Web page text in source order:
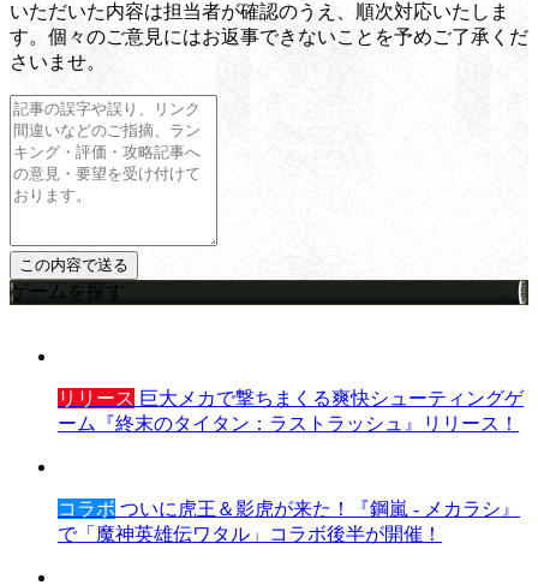
いただいた内容は担当者が確認のうえ、順次対応いたしま
す。個々のご意見にはお返事できないことを予めご了承くだ
さいませ。
ゲームを探す
リリース 巨大メカで撃ちまくる爽快シューティングゲ
ーム『終末のタイタン：ラストラッシュ』リリース！
コラボ ついに虎王＆影虎が来た！『鋼嵐 - メカラシ』
で「魔神英雄伝ワタル」コラボ後半が開催！